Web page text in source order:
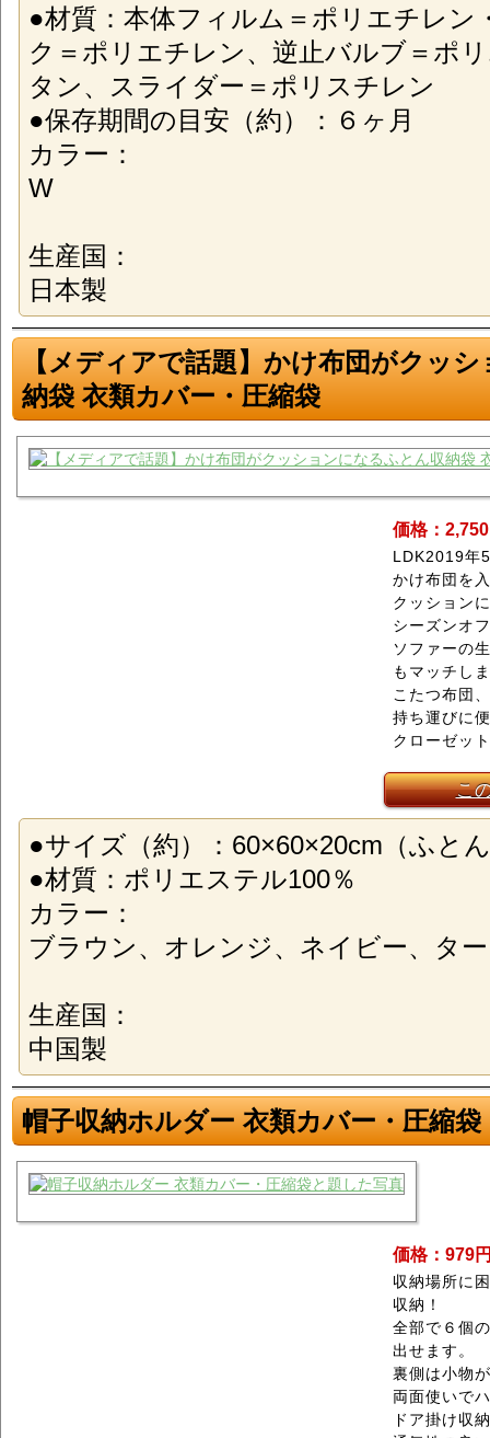
●材質：本体フィルム＝ポリエチレン
ク＝ポリエチレン、逆止バルブ＝ポ
タン、スライダー＝ポリスチレン
●保存期間の目安（約）：６ヶ月
カラー：
W
生産国：
日本製
【メディアで話題】かけ布団がクッ
納袋 衣類カバー・圧縮袋
価格：
LDK2019年
かけ布団を
クッション
シーズンオ
ソファーの
もマッチし
こたつ布団
持ち運びに
クローゼッ
こ
●サイズ（約）：60×60×20cm（ふと
●材質：ポリエステル100％
カラー：
ブラウン、オレンジ、ネイビー、タ
生産国：
中国製
帽子収納ホルダー 衣類カバー・圧縮袋
価格：979
収納場所に
収納！
全部で６個
出せます。
裏側は小物
両面使いで
ドア掛け収